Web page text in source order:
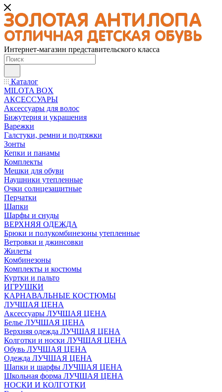
Интернет-магазин представительского класса
Каталог
MILOTA BOX
АКСЕССУАРЫ
Аксессуары для волос
Бижутерия и украшения
Варежки
Галстуки, ремни и подтяжки
Зонты
Кепки и панамы
Комплекты
Мешки для обуви
Наушники утепленные
Очки солнцезащитные
Перчатки
Шапки
Шарфы и снуды
ВЕРХНЯЯ ОДЕЖДА
Брюки и полукомбинезоны утепленные
Ветровки и джинсовки
Жилеты
Комбинезоны
Комплекты и костюмы
Куртки и пальто
ИГРУШКИ
КАРНАВАЛЬНЫЕ КОСТЮМЫ
ЛУЧШАЯ ЦЕНА
Аксессуары ЛУЧШАЯ ЦЕНА
Белье ЛУЧШАЯ ЦЕНА
Верхняя одежда ЛУЧШАЯ ЦЕНА
Колготки и носки ЛУЧШАЯ ЦЕНА
Обувь ЛУЧШАЯ ЦЕНА
Одежда ЛУЧШАЯ ЦЕНА
Шапки и шарфы ЛУЧШАЯ ЦЕНА
Школьная форма ЛУЧШАЯ ЦЕНА
НОСКИ И КОЛГОТКИ